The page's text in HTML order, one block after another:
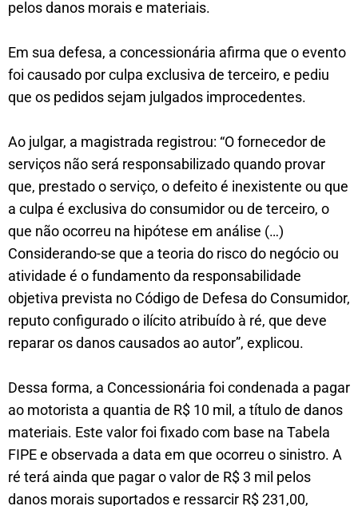
pelos danos morais e materiais.
Em sua defesa, a concessionária afirma que o evento
foi causado por culpa exclusiva de terceiro, e pediu
que os pedidos sejam julgados improcedentes.
Ao julgar, a magistrada registrou: “O fornecedor de
serviços não será responsabilizado quando provar
que, prestado o serviço, o defeito é inexistente ou que
a culpa é exclusiva do consumidor ou de terceiro, o
que não ocorreu na hipótese em análise (…)
Considerando-se que a teoria do risco do negócio ou
atividade é o fundamento da responsabilidade
objetiva prevista no Código de Defesa do Consumidor,
reputo configurado o ilícito atribuído à ré, que deve
reparar os danos causados ao autor”, explicou.
Dessa forma, a Concessionária foi condenada a pagar
ao motorista a quantia de R$ 10 mil, a título de danos
materiais. Este valor foi fixado com base na Tabela
FIPE e observada a data em que ocorreu o sinistro. A
ré terá ainda que pagar o valor de R$ 3 mil pelos
danos morais suportados e ressarcir R$ 231,00,